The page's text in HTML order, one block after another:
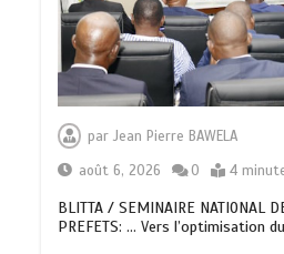
parJean Pierre BAWELA
août 6, 2026
0 4
BLITTA / SEMINAIRE NATIONAL
PREFETS: … Vers l’optimisation